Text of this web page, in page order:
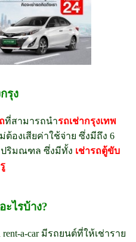
รุง
ที่สามารถนำรถเช่ากรุงเทพ
องเสียค่าใช้จ่าย ซึ่งมีถึง 6
ปริมณฑล ซึ่งมีทั้ง เช่ารถตู้ขับ
ไรบ้าง?
a-car มีรถยนต์ที่ให้เช่าราย